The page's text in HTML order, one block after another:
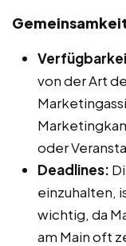
von der Art
oder
Deadlines:
einzuhalten,
wichtig, da
am Main oft